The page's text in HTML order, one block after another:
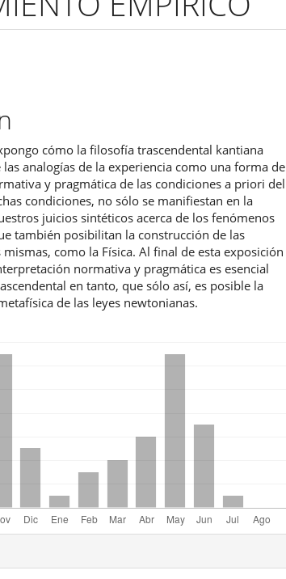
cómo la filosofía trascendental kantiana
analogías de la experiencia como una forma de
y pragmática de las condiciones a priori del
condiciones, no sólo se manifiestan en la
juicios sintéticos acerca de los fenómenos
también posibilitan la construcción de las
mismas, como la Física. Al final de esta exposición
normativa y pragmática es esencial
en tanto, que sólo así, es posible la
de las leyes newtonianas.